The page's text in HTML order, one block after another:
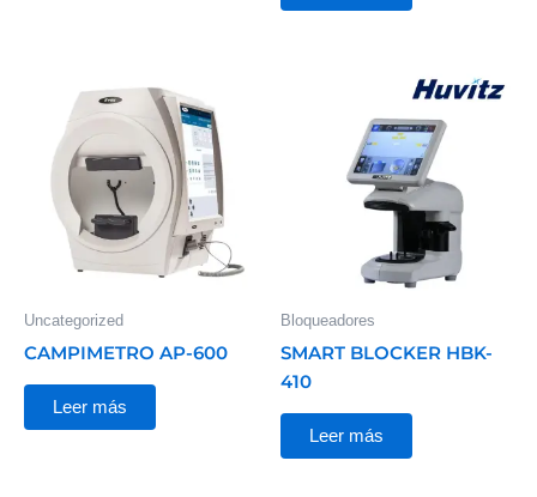
Uncategorized
CAMPIMETRO AP-600
Leer más
Bloqueadores
SMART BLOCKER HBK-
410
Leer más